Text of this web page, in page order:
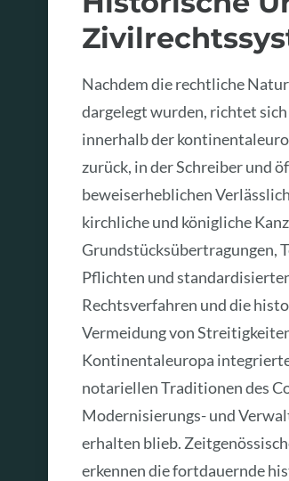
Nachdem die rechtliche
dargelegt wurden, richtet
innerhalb der
zurück, in der Schreiber und
beweiserheblichen
kirchliche und königliche
Grundstücksübertragungen,
Pflichten und
Rechtsverfahren und die
Vermeidung von
Kontinentaleuropa
notariellen Traditionen des
Modernisierungs- und
erhalten blieb.
erkennen die fortdauernde